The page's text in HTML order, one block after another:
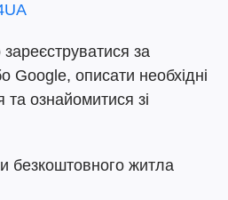
за
описати необхідні
ознайомитися зі
безкоштовного житла